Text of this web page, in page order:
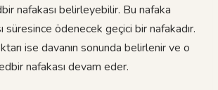
nafakası belirleyebilir. Bu nafaka
süresince ödenecek geçici bir nafakadır.
ise davanın sonunda belirlenir ve o
nafakası devam eder.